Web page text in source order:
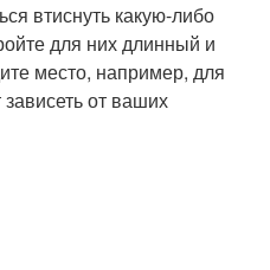
втиснуть какую-либо
для них длинный и
место, например, для
от ваших